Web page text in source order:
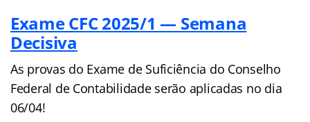
Exame CFC 2025/1 — Semana
Decisiva
As provas do Exame de Suficiência do Conselho
Federal de Contabilidade serão aplicadas no dia
06/04!